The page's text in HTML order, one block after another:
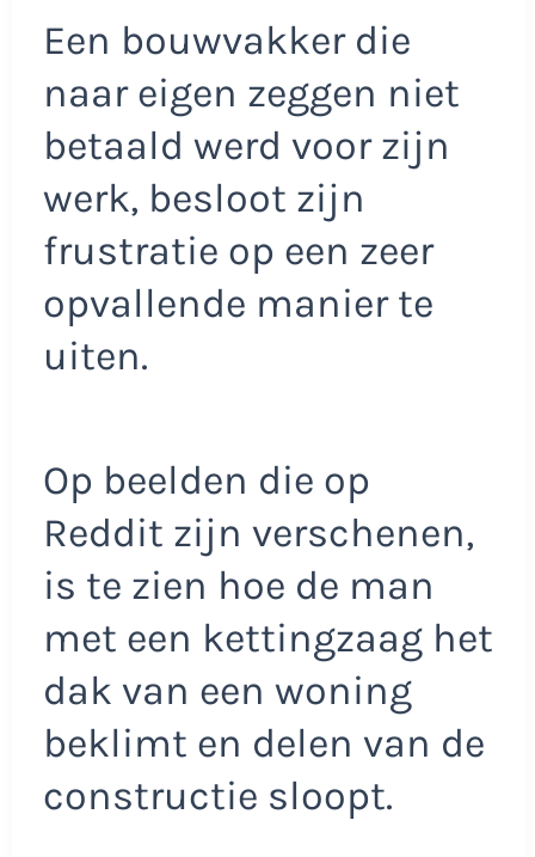
Een bouwvakker die
naar eigen zeggen niet
betaald werd voor zijn
werk, besloot zijn
frustratie op een zeer
opvallende manier te
uiten.
Op beelden die op
Reddit zijn verschenen,
is te zien hoe de man
met een kettingzaag het
dak van een woning
beklimt en delen van de
constructie sloopt.